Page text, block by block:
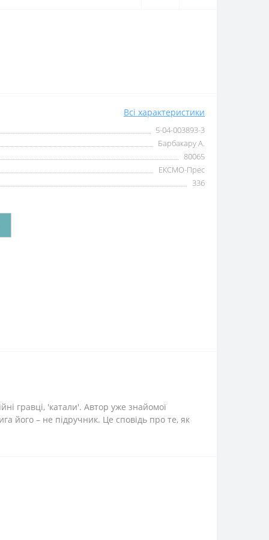
Всі характеристики
5-04-003893-3
Барбакару А.
80065
ЕКСМО-Прес
336
гравці, 'катали'. Автор уже знайомої
його – не підручник. Це сповідь про те, як